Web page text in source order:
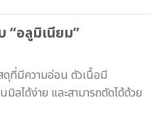
“อลูมิเนียม”
ดุที่มีความอ่อน ตัวเนื้อมี
ได้ง่าย และสามารถตัดได้ด้วย